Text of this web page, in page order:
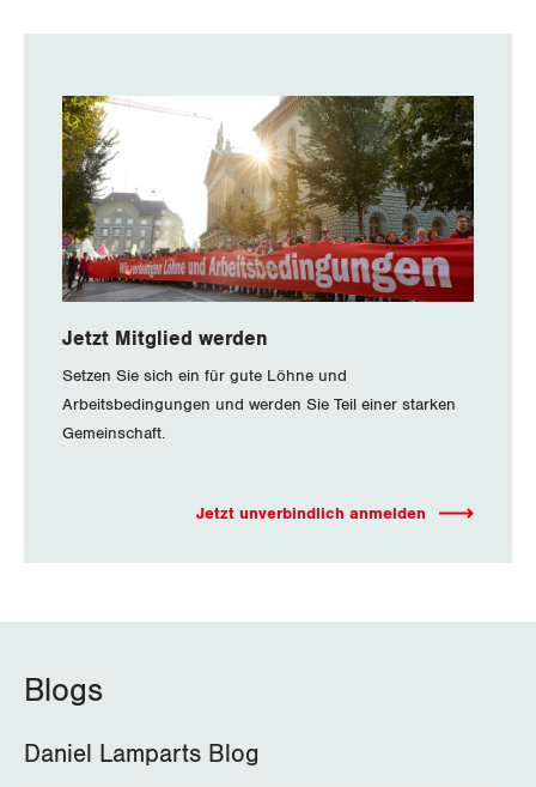
Jetzt Mitglied werden
Setzen Sie sich ein für gute Löhne und
Arbeitsbedingungen und werden Sie Teil einer starken
Gemeinschaft.
Jetzt unverbindlich anmelden
Blogs
Daniel Lamparts Blog